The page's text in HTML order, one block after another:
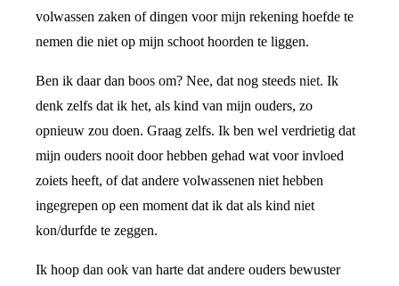
volwassen zaken of dingen voor mijn rekening hoefde te
nemen die niet op mijn schoot hoorden te liggen.
Ben ik daar dan boos om? Nee, dat nog steeds niet. Ik
denk zelfs dat ik het, als kind van mijn ouders, zo
opnieuw zou doen. Graag zelfs. Ik ben wel verdrietig dat
mijn ouders nooit door hebben gehad wat voor invloed
zoiets heeft, of dat andere volwassenen niet hebben
ingegrepen op een moment dat ik dat als kind niet
kon/durfde te zeggen.
Ik hoop dan ook van harte dat andere ouders bewuster